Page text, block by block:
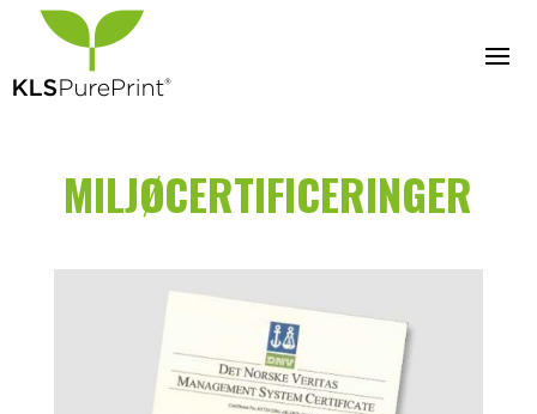
MILJØCERTIFICERINGER